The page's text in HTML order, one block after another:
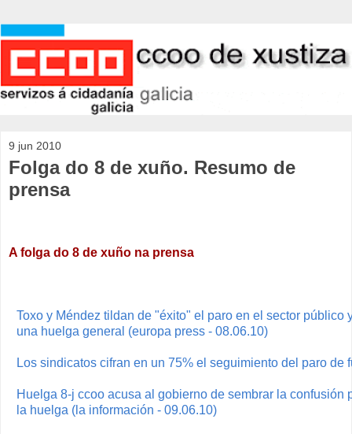
9 jun 2010
Folga do 8 de xuño. Resumo de
prensa
A folga do 8 de xuño na prensa
Toxo y Méndez tildan de "éxito" el paro en el sector público
una huelga general (europa press - 08.06.10)
Los sindicatos cifran en un 75% el seguimiento del paro de
Huelga 8-j ccoo acusa al gobierno de sembrar la confusión
la huelga (la información - 09.06.10)